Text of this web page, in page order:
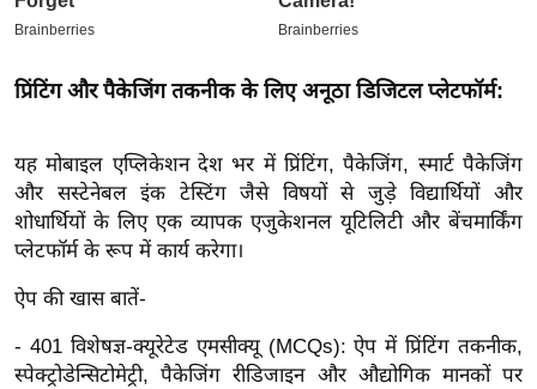
मि
ल
मि
सा
ल
ख्सि
य
त
प्रिंटिंग और पैकेजिंग तकनीक के लिए अनूठा डिजिटल प्लेटफॉर्म:
यह मोबाइल एप्लिकेशन देश भर में प्रिंटिंग, पैकेजिंग, स्मार्ट पैकेजिंग
और सस्टेनेबल इंक टेस्टिंग जैसे विषयों से जुड़े विद्यार्थियों और
शोधार्थियों के लिए एक व्यापक एजुकेशनल यूटिलिटी और बेंचमार्किंग
प्लेटफॉर्म के रूप में कार्य करेगा।
ऐप की खास बातें-
- 401 विशेषज्ञ-क्यूरेटेड एमसीक्यू (MCQs): ऐप में प्रिंटिंग तकनीक,
स्पेक्ट्रोडेन्सिटोमेट्री, पैकेजिंग रीडिजाइन और औद्योगिक मानकों पर